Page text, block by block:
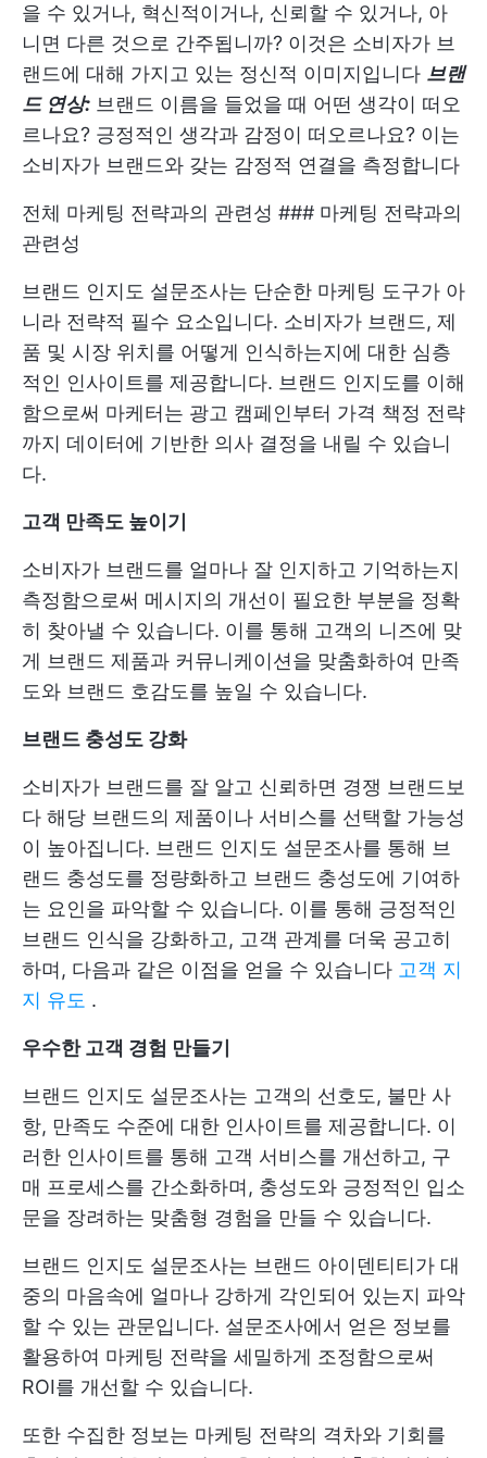
을 수 있거나, 혁신적이거나, 신뢰할 수 있거나, 아
니면 다른 것으로 간주됩니까? 이것은 소비자가 브
랜드에 대해 가지고 있는 정신적 이미지입니다 브랜
드 연상: 브랜드 이름을 들었을 때 어떤 생각이 떠오
르나요? 긍정적인 생각과 감정이 떠오르나요? 이는
소비자가 브랜드와 갖는 감정적 연결을 측정합니다
전체 마케팅 전략과의 관련성 ### 마케팅 전략과의
관련성
브랜드 인지도 설문조사는 단순한 마케팅 도구가 아
니라 전략적 필수 요소입니다. 소비자가 브랜드, 제
품 및 시장 위치를 어떻게 인식하는지에 대한 심층
적인 인사이트를 제공합니다. 브랜드 인지도를 이해
함으로써 마케터는 광고 캠페인부터 가격 책정 전략
까지 데이터에 기반한 의사 결정을 내릴 수 있습니
다.
고객 만족도 높이기
소비자가 브랜드를 얼마나 잘 인지하고 기억하는지
측정함으로써 메시지의 개선이 필요한 부분을 정확
히 찾아낼 수 있습니다. 이를 통해 고객의 니즈에 맞
게 브랜드 제품과 커뮤니케이션을 맞춤화하여 만족
도와 브랜드 호감도를 높일 수 있습니다.
브랜드 충성도 강화
소비자가 브랜드를 잘 알고 신뢰하면 경쟁 브랜드보
다 해당 브랜드의 제품이나 서비스를 선택할 가능성
이 높아집니다. 브랜드 인지도 설문조사를 통해 브
랜드 충성도를 정량화하고 브랜드 충성도에 기여하
는 요인을 파악할 수 있습니다. 이를 통해 긍정적인
브랜드 인식을 강화하고, 고객 관계를 더욱 공고히
하며, 다음과 같은 이점을 얻을 수 있습니다 고객 지
지 유도 .
우수한 고객 경험 만들기
브랜드 인지도 설문조사는 고객의 선호도, 불만 사
항, 만족도 수준에 대한 인사이트를 제공합니다. 이
러한 인사이트를 통해 고객 서비스를 개선하고, 구
매 프로세스를 간소화하며, 충성도와 긍정적인 입소
문을 장려하는 맞춤형 경험을 만들 수 있습니다.
브랜드 인지도 설문조사는 브랜드 아이덴티티가 대
중의 마음속에 얼마나 강하게 각인되어 있는지 파악
할 수 있는 관문입니다. 설문조사에서 얻은 정보를
활용하여 마케팅 전략을 세밀하게 조정함으로써
ROI를 개선할 수 있습니다.
또한 수집한 정보는 마케팅 전략의 격차와 기회를